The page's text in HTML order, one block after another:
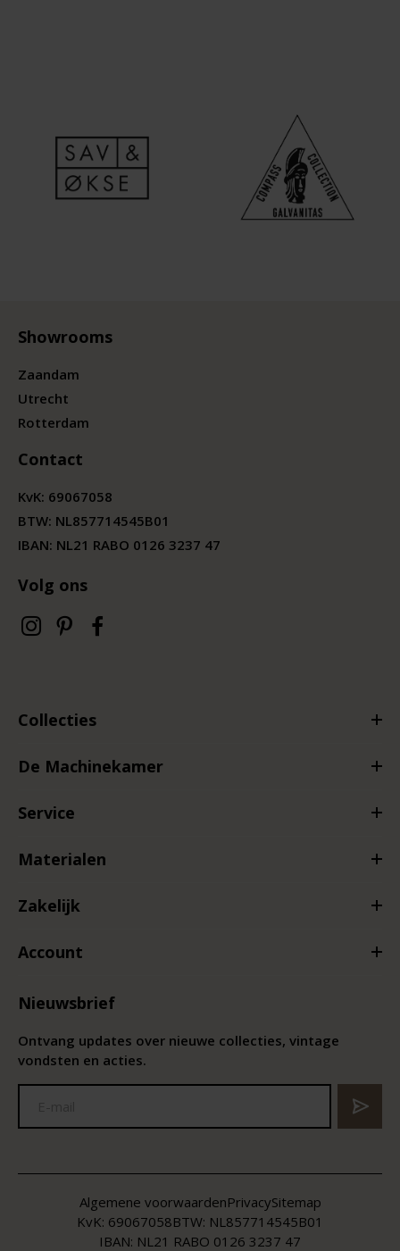
Showrooms
Zaandam
Utrecht
Rotterdam
Contact
KvK: 69067058
BTW: NL857714545B01
IBAN: NL21 RABO 0126 3237 47
Volg ons
Collecties
De Machinekamer
Service
Materialen
Zakelijk
Account
Nieuwsbrief
Ontvang updates over nieuwe collecties, vintage
vondsten en acties.
KvK: 69067058BTW: NL857714545B01
IBAN: NL21 RABO 0126 3237 47
Algemene voorwaardenPrivacySitemap